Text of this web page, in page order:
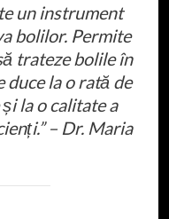
un instrument
bolilor. Permite
trateze bolile în
duce la o rată de
la o calitate a
– Dr. Maria